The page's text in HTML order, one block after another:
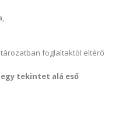
foglaltaktól eltérő
tekintet alá eső